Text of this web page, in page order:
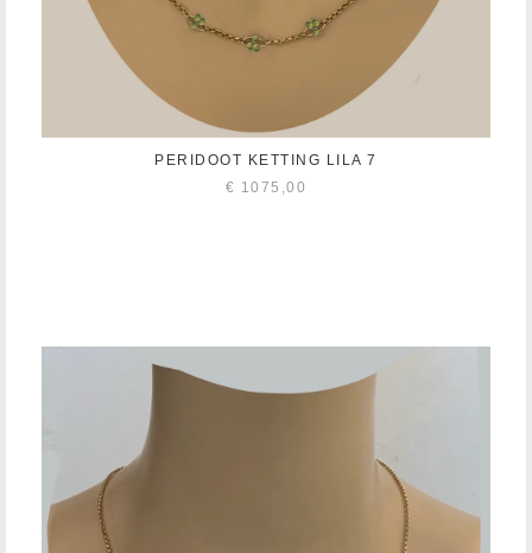
PERIDOOT KETTING LILA 7
€ 1075,00